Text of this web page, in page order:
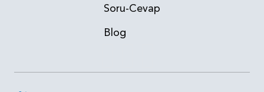
Soru-Cevap
Blog